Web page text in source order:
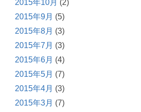
2015年10月 (2)
2015年9月 (5)
2015年8月 (3)
2015年7月 (3)
2015年6月 (4)
2015年5月 (7)
2015年4月 (3)
2015年3月 (7)